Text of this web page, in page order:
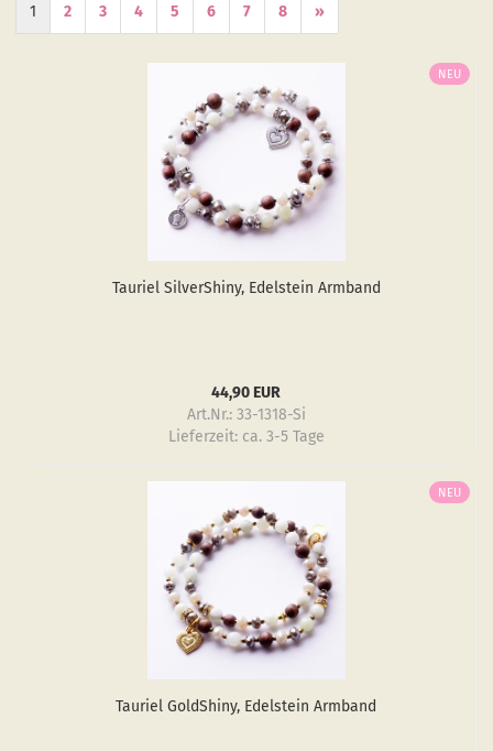
1 2 3 4 5 6 7 8 »
NEU
Tau­ri­el Sil­verS­hiny, Edel­stein Arm­band
44,90 EUR
Art.Nr.: 33-1318-Si
Lieferzeit: ca. 3-5 Tage
NEU
Tau­ri­el GoldS­hiny, Edel­stein Arm­band